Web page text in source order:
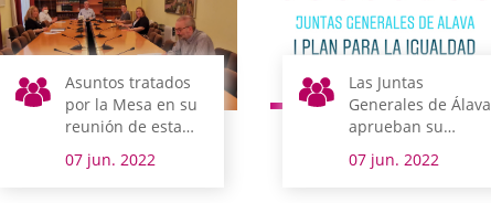
Asuntos tratados
por la Mesa en su
reunión de esta
mañana
07 jun. 2022
Las Juntas
Generales de Álava
aprueban su
primer Plan para
la Igualdad de
07 jun. 2022